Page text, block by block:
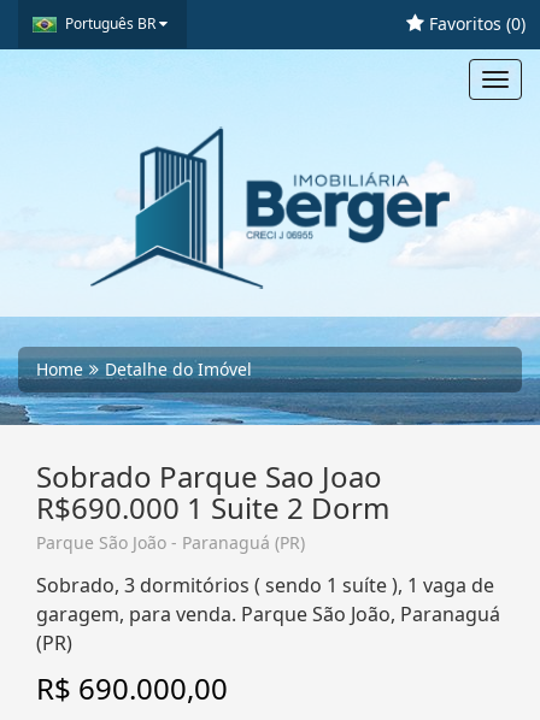
Português BR Favoritos (0)
Home Detalhe do Imóvel
Sobrado Parque Sao Joao
R$690.000 1 Suite 2 Dorm
Parque São João - Paranaguá (PR)
Sobrado, 3 dormitórios ( sendo 1 suíte ), 1 vaga de
garagem, para venda. Parque São João, Paranaguá
(PR)
R$ 690.000,00